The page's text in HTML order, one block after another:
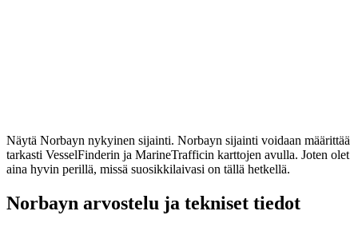
Näytä Norbayn nykyinen sijainti. Norbayn sijainti voidaan määrittää
tarkasti VesselFinderin ja MarineTrafficin karttojen avulla. Joten olet
aina hyvin perillä, missä suosikkilaivasi on tällä hetkellä.
Norbayn arvostelu ja tekniset tiedot